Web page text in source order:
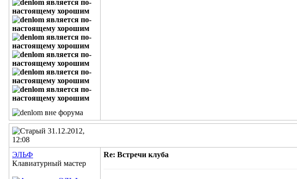
31.12.2012,
12:08
ЭЛЬФ
Клавиатурный мастер
Re: Встречи клуба